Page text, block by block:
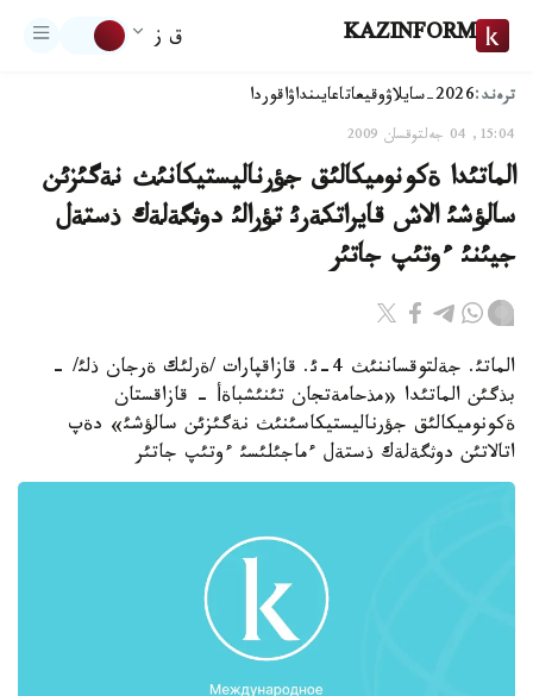
KAZINFORM ق ز
ترەند:2026-سايلاۋ وقيعاتاعايىنداۋاقوردا
15:04, 04 جەلتوقسان 2009
الماتئدا ةكونوميكالئق جؤرناليستيكانئث نةگئزئن
سالؤشئ الاش قايراتكةرئ تؤرالئ دوثگةلةك ذستةل
جيئنئ ءوتئپ جاتئر
الماتئ. جةلتوقساننئث 4-ئ. قازاقپارات /ةرلئك ةرجان ذلئ/ -
بذگئن الماتئدا «مذحامةتجان تئنئشباةأ - قازاقستان
ةكونوميكالئق جؤرناليستيكاسئنئث نةگئزئن سالؤشئ» دةپ
اتالاتئن دوثگةلةك ذستةل ءماجئلئسئ ءوتئپ جاتئر